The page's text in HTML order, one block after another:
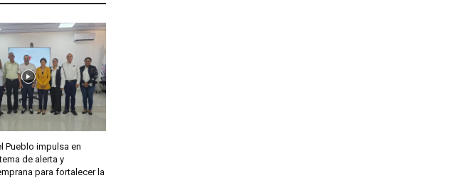
Pueblo impulsa en
de alerta y
para fortalecer la